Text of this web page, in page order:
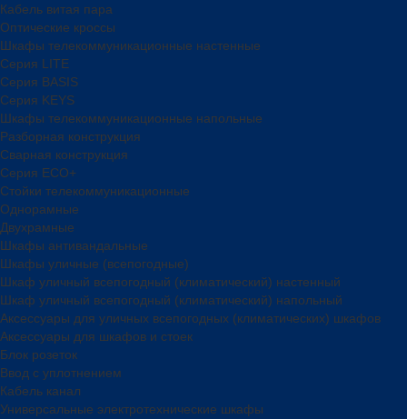
Кабель витая пара
Оптические кроссы
Шкафы телекоммуникационные настенные
Cерия LITE
Cерия BASIS
Cерия KEYS
Шкафы телекоммуникационные напольные
Разборная конструкция
Сварная конструкция
Серия ECO+
Стойки телекоммуникационные
Однорамные
Двухрамные
Шкафы антивандальные
Шкафы уличные (всепогодные)
Шкаф уличный всепогодный (климатический) настенный
Шкаф уличный всепогодный (климатический) напольный
Аксессуары для уличных всепогодных (климатических) шкафов
Аксессуары для шкафов и стоек
Блок розеток
Ввод с уплотнением
Кабель канал
Универсальные электротехнические шкафы